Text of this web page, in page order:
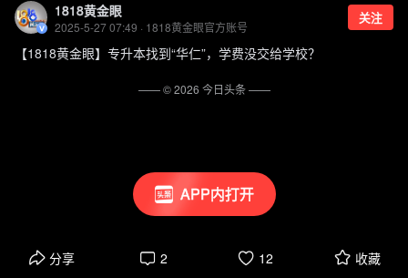
APP内打开
1818黄金眼
2025-5-27 07:49 · 1818黄金眼官方账号
关注
【1818黄金眼】专升本找到“华仁”，学费没交给学校？
分享 2 12 收藏
—— ©2026 今日头条——